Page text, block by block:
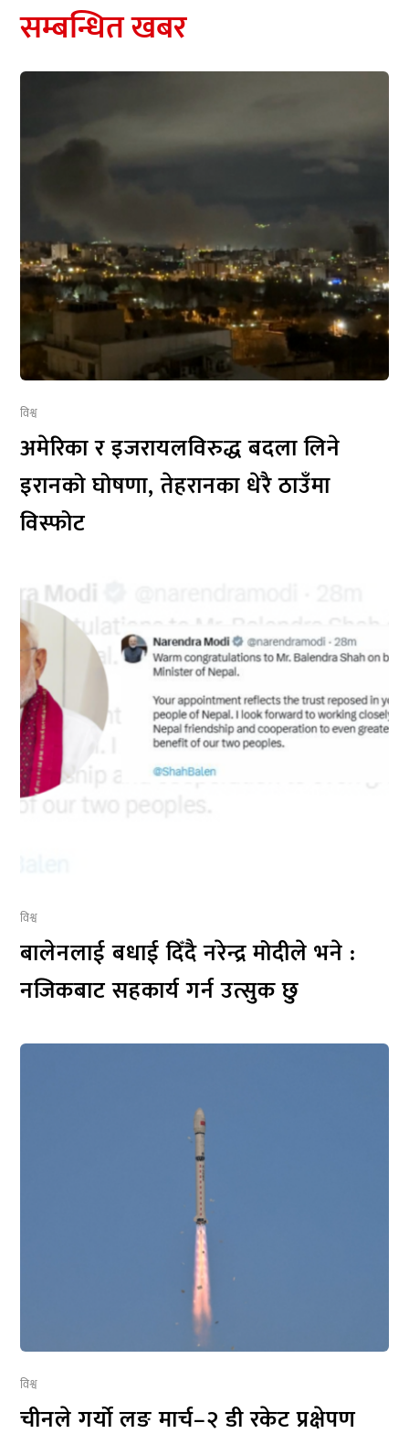
सम्बन्धित खबर
विश्व
अमेरिका र इजरायलविरुद्ध बदला लिने
इरानको घोषणा, तेहरानका धेरै ठाउँमा
विस्फोट
विश्व
बालेनलाई बधाई दिँदै नरेन्द्र मोदीले भने :
नजिकबाट सहकार्य गर्न उत्सुक छु
विश्व
चीनले गर्यो लङ मार्च–२ डी रकेट प्रक्षेपण